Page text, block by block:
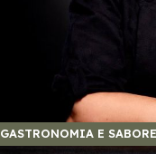
GASTRONOMIA E